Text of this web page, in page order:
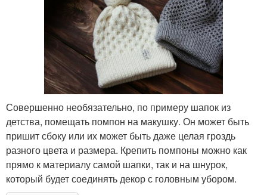
Совершенно необязательно, по примеру шапок из
детства, помещать помпон на макушку. Он может быть
пришит сбоку или их может быть даже целая гроздь
разного цвета и размера. Крепить помпоны можно как
прямо к материалу самой шапки, так и на шнурок,
который будет соединять декор с головным убором.